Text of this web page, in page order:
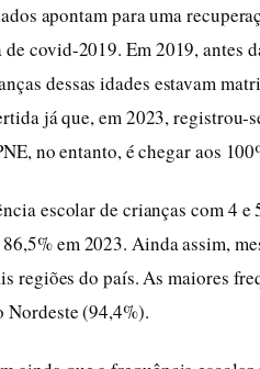
apontam para uma
covid-2019. Em 2019, antes
dessas idades estavam
já que, em 2023, registrou-
no entanto, é chegar aos
escolar de crianças com 4 e
em 2023. Ainda assim,
regiões do país. As maiores
Nordeste (94,4%).